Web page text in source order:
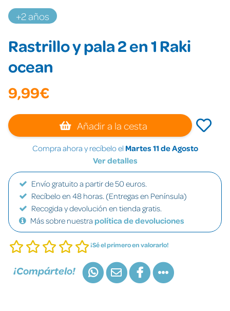
+2 años
Rastrillo y pala 2 en 1 Raki
ocean
9,99€
Añadir a la cesta
Compra ahora y recíbelo el Martes 11 de Agosto
Ver detalles
Envío gratuito a partir de 50 euros.
Recíbelo en 48 horas. (Entregas en Península)
Recogida y devolución en tienda gratis.
Más sobre nuestra política de devoluciones
¡Sé el primero en valorarlo!
¡Compártelo!